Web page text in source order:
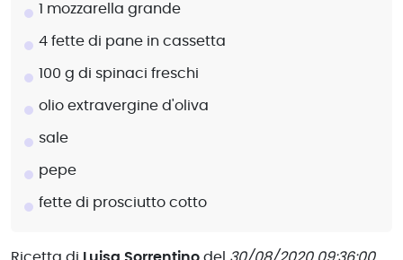
Ricetta di Luisa Sorrentino del 30/08/2020 09:36:00
1 mozzarella grande
4 fette di pane in cassetta
100 g di spinaci freschi
olio extravergine d'oliva
sale
pepe
fette di prosciutto cotto